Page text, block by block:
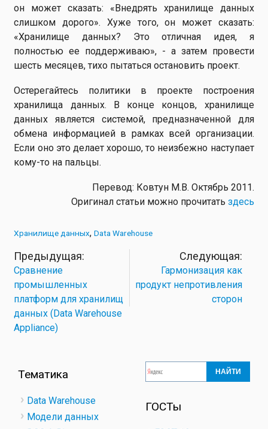
он может сказать: «Внедрять хранилище данных
слишком дорого». Хуже того, он может сказать:
«Хранилище данных? Это отличная идея, я
полностью ее поддерживаю», - а затем провести
шесть месяцев, тихо пытаться остановить проект.
Остерегайтесь политики в проекте построения
хранилища данных. В конце концов, хранилище
данных является системой, предназначенной для
обмена информацией в рамках всей организации.
Если оно это делает хорошо, то неизбежно наступает
кому-то на пальцы.
Перевод: Ковтун М.В. Октябрь 2011.
Оригинал статьи можно прочитать здесь
Хранилище данных Data Warehouse
Сравнение
промышленных
платформ для хранилищ
данных (Data Warehouse
Appliance)
Гармонизация как
продукт непротивления
сторон
Тематика
Data Warehouse
Модели данных
ГОСТы